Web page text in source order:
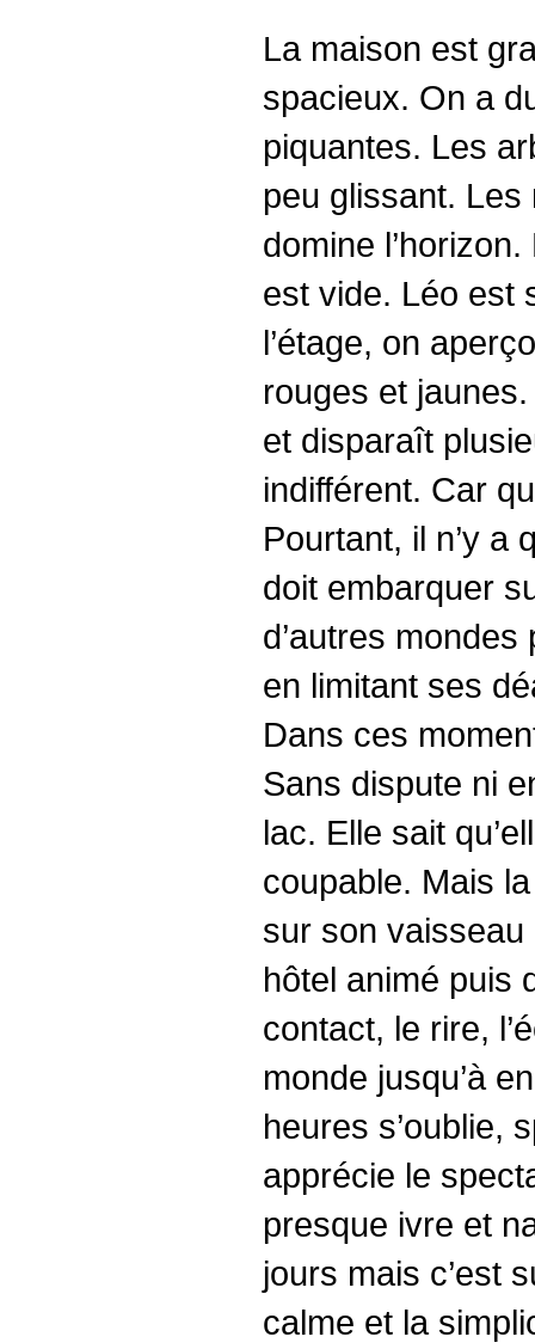
La maison est
spacieux. On a
piquantes. Les
peu glissant. Les
domine
est vide. Léo est
l’étage, on
rouges et
et disparaît
indifférent. Car
Pourtant, il n’y a
doit embarquer
d’autres
en limitant ses
Dans ces
Sans dispute ni
lac. Elle sait
coupable. Mais
sur son
hôtel animé puis
contact, le rire,
monde jusqu’à
heures s’oublie,
apprécie le
presque ivre et
jours mais c’est
calme et la